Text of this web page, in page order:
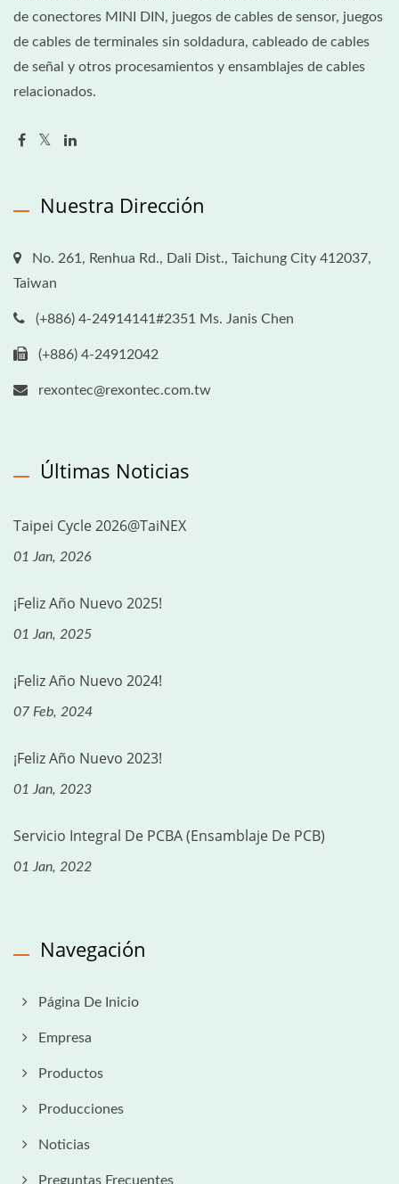
de conectores MINI DIN, juegos de cables de sensor, juegos
de cables de terminales sin soldadura, cableado de cables
de señal y otros procesamientos y ensamblajes de cables
relacionados.
Nuestra Dirección
No. 261, Renhua Rd., Dali Dist., Taichung City 412037,
Taiwan
(+886) 4-24914141#2351 Ms. Janis Chen
(+886) 4-24912042
rexontec@rexontec.com.tw
Últimas Noticias
Taipei Cycle 2026@TaiNEX
01 Jan, 2026
¡Feliz Año Nuevo 2025!
01 Jan, 2025
¡Feliz Año Nuevo 2024!
07 Feb, 2024
¡Feliz Año Nuevo 2023!
01 Jan, 2023
Servicio Integral De PCBA (ensamblaje De PCB)
01 Jan, 2022
Navegación
Página De Inicio
Empresa
Productos
Producciones
Noticias
Preguntas Frecuentes